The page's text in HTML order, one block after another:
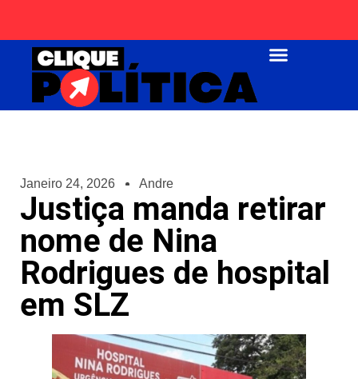
Janeiro 24, 2026 Andre
Justiça manda retirar
nome de Nina
Rodrigues de hospital
em SLZ